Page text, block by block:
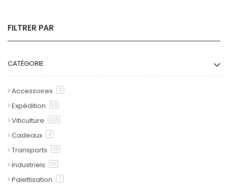
FILTRER PAR
CATÉGORIE
Accessoires 0
Expédition 53
Viticulture 225
Cadeaux 4
Transports 35
Industriels 35
Palettisation 7